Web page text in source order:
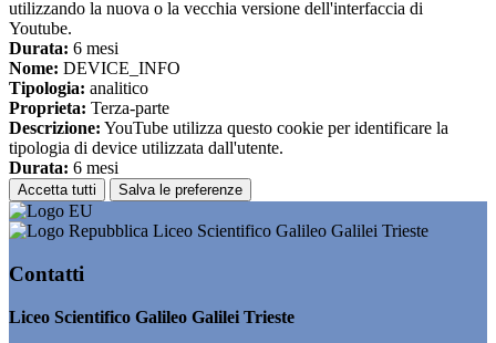
utilizzando la nuova o la vecchia versione dell'interfaccia di
Youtube.
Durata: 6 mesi
Nome: DEVICE_INFO
Tipologia: analitico
Proprieta: Terza-parte
Descrizione: YouTube utilizza questo cookie per identificare la
tipologia di device utilizzata dall'utente.
Durata: 6 mesi
Accetta tutti Salva le preferenze
Liceo Scientifico Galileo Galilei Trieste
Contatti
Liceo Scientifico Galileo Galilei Trieste